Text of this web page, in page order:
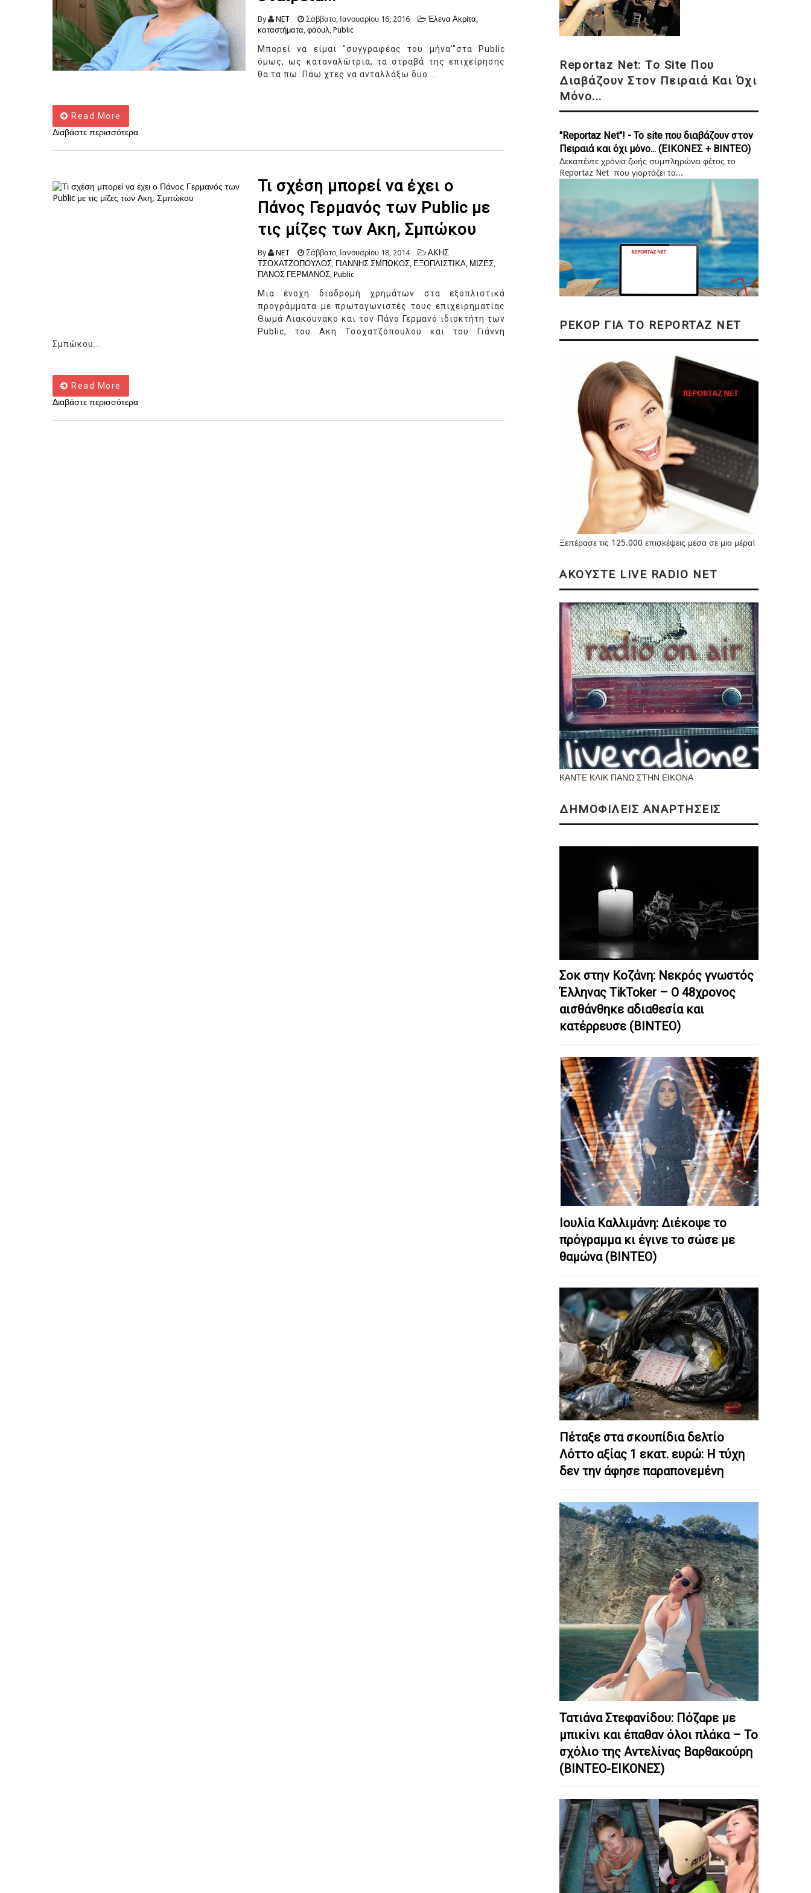
By NET Σάββατο, Ιανουαρίου 16, 2016 Έλενα Ακρίτα,
καταστήματα, φάουλ, Public
Μπορεί να είμαι "συγγραφέας του μήνα’"στα Public
όμως, ως καταναλώτρια, τα στραβά της επιχείρησης
θα τα πω. Πάω χτες να ανταλλάξω δυο...
Read More
Διαβάστε περισσότερα
Τι σχέση μπορεί να έχει ο
Πάνος Γερμανός των Public με
τις μίζες των Ακη, Σμπώκου
By NET Σάββατο, Ιανουαρίου 18, 2014
ΑΚΗΣ
ΤΣΟΧΑΤΖΟΠΟΥΛΟΣ, ΓΙΑΝΝΗΣ ΣΜΠΩΚΟΣ, ΕΞΟΠΛΙΣΤΙΚΑ, ΜΙΖΕΣ,
ΠΑΝΟΣ ΓΕΡΜΑΝΟΣ, Public
Μια ένοχη διαδρομή χρημάτων στα εξοπλιστικά
προγράμματα με πρωταγωνιστές τους επιχειρηματίας
Θωμά Λιακουνάκο και τον Πάνο Γερμανό ιδιοκτήτη των
Public, του Ακη Τσοχατζόπουλου και του Γιάννη
Σμπώκου...
Read More
Διαβάστε περισσότερα
Reportaz Net: Το Site Που
Διαβάζουν Στον Πειραιά Και Όχι
Μόνο...
"Reportaz Net"! - Το site που διαβάζουν στον
Πειραιά και όχι μόνο... (ΕΙΚΟΝΕΣ + ΒΙΝΤΕΟ)
Δεκαπέντε χρόνια ζωής συμπληρώνει φέτος το
Reportaz Net που γιορτάζει τα...
ΡΕΚΟΡ ΓΙΑ ΤΟ REPORTAZ NET
Ξεπέρασε τις 125.000 επισκέψεις μέσα σε μια μέρα!
ΑΚΟΥΣΤΕ LIVE RADIO NET
ΚΑΝΤΕ ΚΛΙΚ ΠΑΝΩ ΣΤΗΝ ΕΙΚΟΝΑ
ΔΗΜΟΦΙΛΕΙΣ ΑΝΑΡΤΗΣΕΙΣ
Σοκ στην Κοζάνη: Nεκρός γνωστός
Έλληνας TikToker – Ο 48χρονος
αισθάνθηκε αδιαθεσία και
κατέρρευσε (ΒΙΝΤΕΟ)
Ιουλία Καλλιμάνη: Διέκοψε το
πρόγραμμα κι έγινε το σώσε με
θαμώνα (ΒΙΝΤΕΟ)
Πέταξε στα σκουπίδια δελτίο
Λόττο αξίας 1 εκατ. ευρώ: Η τύχη
δεν την άφησε παραπονεμένη
Τατιάνα Στεφανίδου: Πόζαρε με
μπικίνι και έπαθαν όλοι πλάκα – Το
σχόλιο της Αντελίνας Βαρθακούρη
(ΒΙΝΤΕΟ-ΕΙΚΟΝΕΣ)